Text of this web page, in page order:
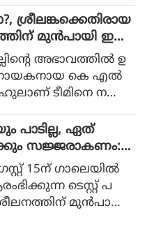
നേരത്തെ
ഓൾറൗണ്ടർ
പാണ്ഡ്യ. നില
മുംബൈ ഇന്ത്യൻ
ഹാർദിക് അ
സീസണിൽ മറ്റൊരു
ഉറപ്പായി. എ
ആ ടീം ഏ
ശ്രീലങ്കക്കെതിരായ
മുൻപായി ഇന്ത്യ
അഭാവത്തില്‍ ഉ
കെ എല്‍
ടീമിനെ ന
നെറ്റ്‌സ്
വിരലിന് പ
പാടില്ല, ഏത്
സജ്ജരാകണം:
മുൻപെ ക
ഗംഭീർ
15ന് ഗാലെയില്‍
ടെസ്റ്റ് പ
മുന്‍പായി